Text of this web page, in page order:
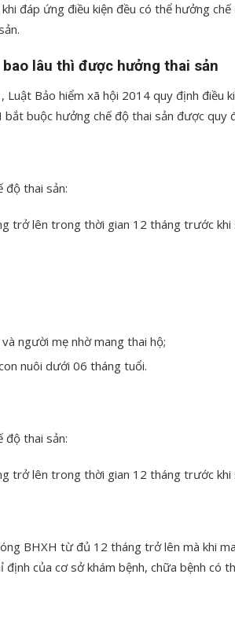
đáp ứng điều kiện đều có thể hưởng
lâu thì được hưởng thai sản
Bảo hiểm xã hội 2014 quy định điều
buộc hưởng chế độ thai sản được quy
độ thai sản:
trở lên trong thời gian 12 tháng trước khi
người mẹ nhờ mang thai hộ;
nuôi dưới 06 tháng tuổi.
độ thai sản:
trở lên trong thời gian 12 tháng trước khi
BHXH từ đủ 12 tháng trở lên mà khi
của cơ sở khám bệnh, chữa bệnh có